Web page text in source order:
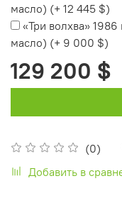
(0)
Добавить в
масло) (+ 12 445 $)
«Три волхва»
масло) (+ 9 000 $)
129 200 $